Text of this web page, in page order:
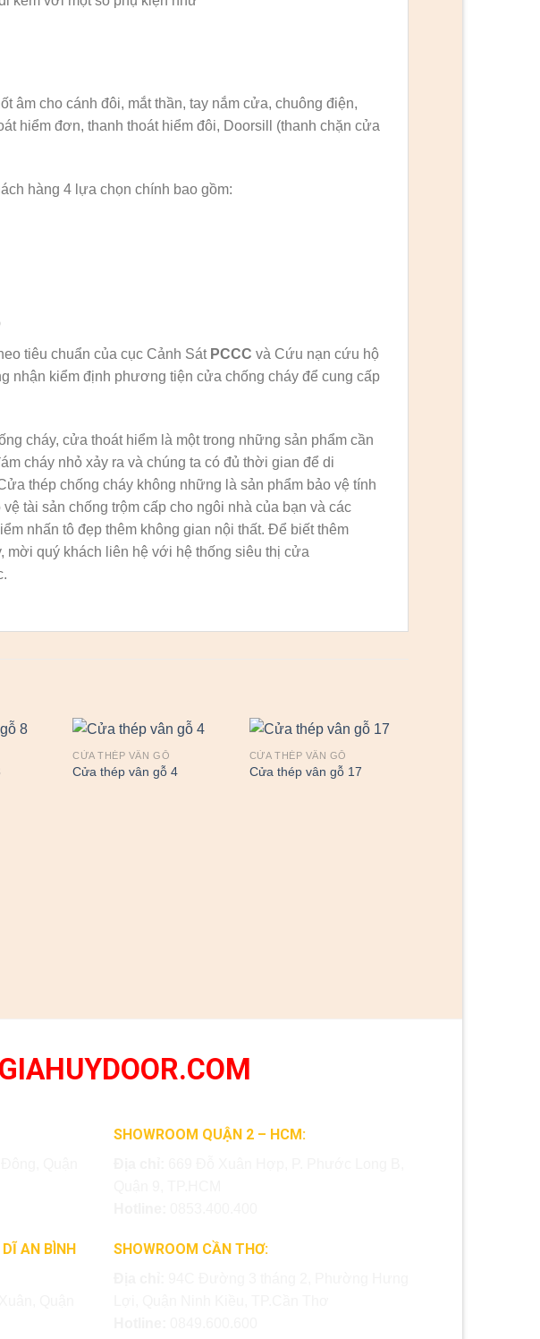
âm cho cánh đôi, mắt thần, tay nắm cửa, chuông điện,
hiểm đơn, thanh thoát hiểm đôi, Doorsill (thanh chặn cửa
hàng 4 lựa chọn chính bao gồm:
tiêu chuẩn của cục Cảnh Sát PCCC và Cứu nạn cứu hộ
nhận kiểm định phương tiện cửa chống cháy để cung cấp
cháy, cửa thoát hiểm là một trong những sản phẩm cần
cháy nhỏ xảy ra và chúng ta có đủ thời gian để di
thép chống cháy không những là sản phẩm bảo vệ tính
tài sản chống trộm cấp cho ngôi nhà của bạn và các
nhấn tô đẹp thêm không gian nội thất. Để biết thêm
mời quý khách liên hệ với hệ thống siêu thị cửa
CỬA THÉP VÂN GỖ
Cửa thép vân gỗ 4
CỬA THÉP VÂN GỖ
Cửa thép vân gỗ 17
AN BÌNH
SHOWROOM QUẬN 2 – HCM:
SHOWROOM CẦN THƠ: